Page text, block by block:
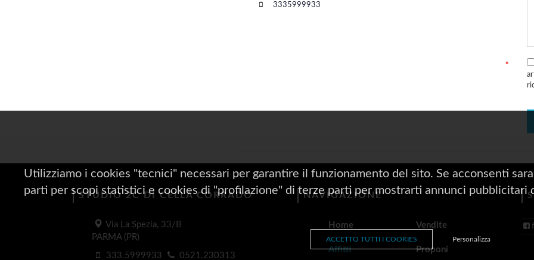
3335999933
*
STUDIO 2C DI CELLA CORRADO
Via La Spezia, 33/B
PARMA (PR)
333.5999933 0521.230313
NAVIGAZIONE
Home Vendite
Affitti Proponi
Utilizziamo i cookies "tecnici" necessari per garantire il funzionamento del sito. Se acconsenti
parti per scopi statistici e cookies di "profilazione" di terze parti per mostrarti annunci pubblicitari
ACCETTO TUTTI I COOKIES Personalizza